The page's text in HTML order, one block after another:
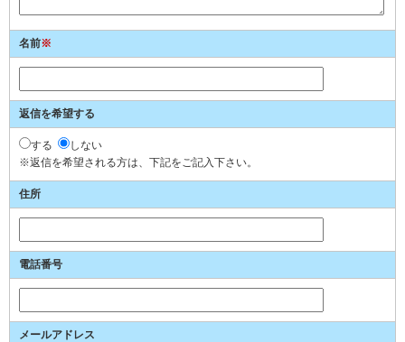
名前※
返信を希望する
する
しない
※返信を希望される方は、下記をご記入下さい。
住所
電話番号
メールアドレス